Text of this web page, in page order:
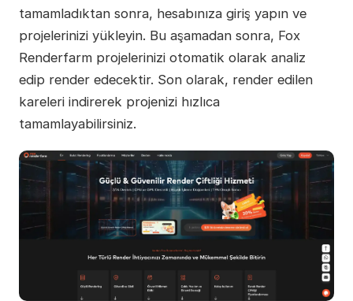
tamamladıktan sonra, hesabınıza giriş yapın ve
projelerinizi yükleyin. Bu aşamadan sonra, Fox
Renderfarm projelerinizi otomatik olarak analiz
edip render edecektir. Son olarak, render edilen
kareleri indirerek projenizi hızlıca
tamamlayabilirsiniz.